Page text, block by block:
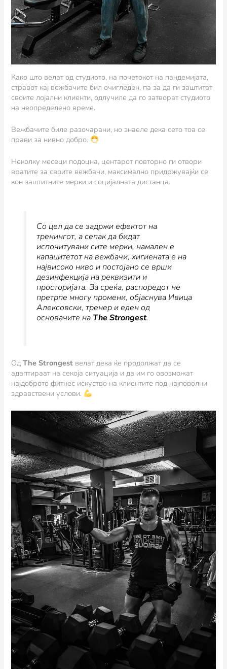
Како што велат од студиото, на почетокот на пандемијата,
стравот кај вежбачите бил очигледен, па за да ги заштитат
своите лојални клиенти, одлучиле да го затворат студиото
на неопределено време.
Вежбачите биле разочарани, но знаеле дека сето тоа се
прави за нивно добро.
Неколку месеци подоцна, центарот повторно ги отвори
вратите за своите вежбачи, максимално придржувајќи се
кон заштитните мерки и социјалната дистанца.
Со цел да се задржи ефектот на
тренингот, а сепак да бидат
испочитувани сите мерки, намален е
капацитетот на вежбачи, хигиената е на
највисоко ниво и постојано се врши
дезинфекција на реквизити и
просторијата. За среќа, распоредот не
претрпе многу промени, објаснува Ивица
Алексовски, тренер и еден од
основачите на The Strongest.
ОдThe Strongest велат дека ќе продолжат да се
адаптираат на секоја ситуација и да им го овозможат
најдоброто фитнес искуство на клиентите под најповолни
здравствени услови.